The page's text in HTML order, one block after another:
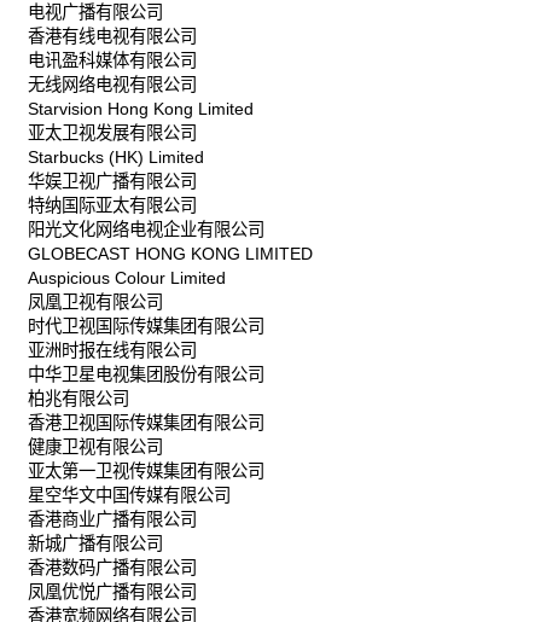
电视广播有限公司
香港有线电视有限公司
电讯盈科媒体有限公司
无线网络电视有限公司
Starvision Hong Kong Limited
亚太卫视发展有限公司
Starbucks (HK) Limited
华娱卫视广播有限公司
特纳国际亚太有限公司
阳光文化网络电视企业有限公司
GLOBECAST HONG KONG LIMITED
Auspicious Colour Limited
凤凰卫视有限公司
时代卫视国际传媒集团有限公司
亚洲时报在线有限公司
中华卫星电视集团股份有限公司
柏兆有限公司
香港卫视国际传媒集团有限公司
健康卫视有限公司
亚太第一卫视传媒集团有限公司
星空华文中国传媒有限公司
香港商业广播有限公司
新城广播有限公司
香港数码广播有限公司
凤凰优悦广播有限公司
香港宽频网络有限公司